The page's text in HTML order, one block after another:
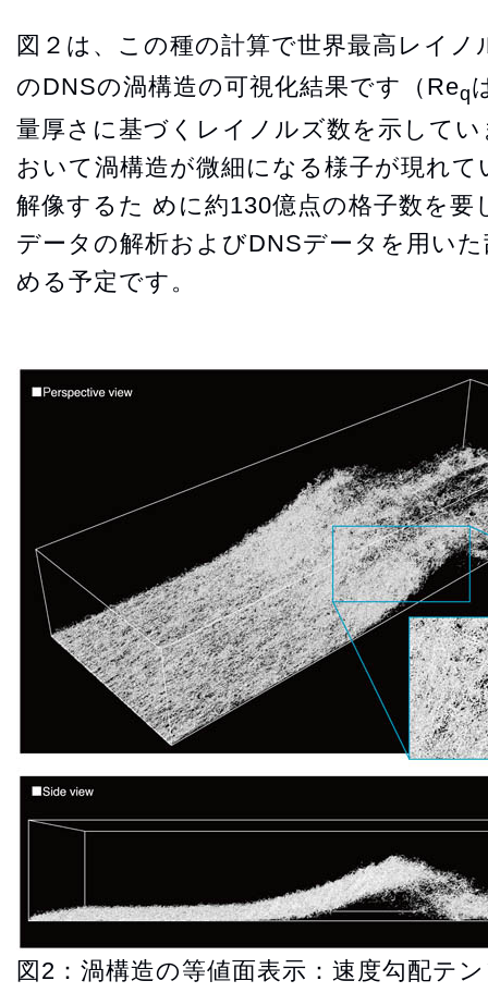
図２は、この種の計算で世界最高レイノ
のDNSの渦構造の可視化結果です（Req
量厚さに基づくレイノルズ数を示して
おいて渦構造が微細になる様子が現れ
解像するた めに約130億点の格子数を要
データの解析およびDNSデータを用い
める予定です。
図2：渦構造の等値面表示：速度勾配テ